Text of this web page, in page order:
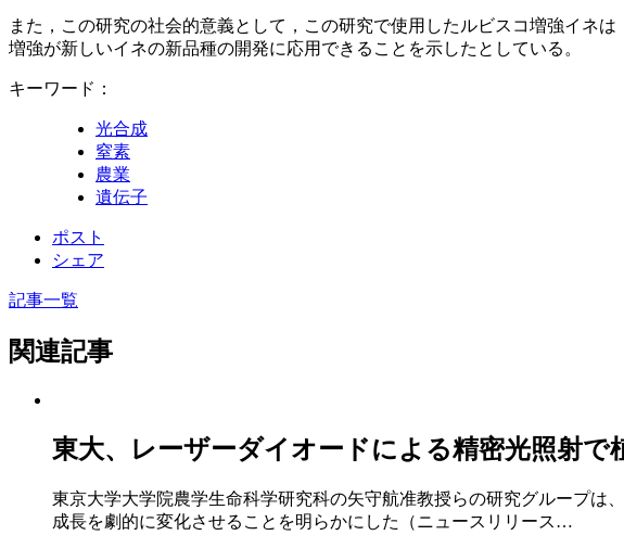
また，この研究の社会的意義として，この研究で使用したルビスコ増強イネ
増強が新しいイネの新品種の開発に応用できることを示したとしている。
キーワード：
光合成
窒素
農業
遺伝子
ポスト
シェア
記事一覧
関連記事
東大、レーザーダイオードによる精密光照射で
東京大学大学院農学生命科学研究科の矢守航准教授らの研究グループ
成長を劇的に変化させることを明らかにした（ニュースリリース…